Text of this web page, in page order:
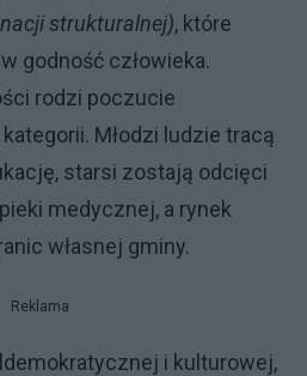
strukturalnej), które
godność człowieka.
rodzi poczucie
Młodzi ludzie tracą
starsi zostają odcięci
medycznej, a rynek
własnej gminy.
Reklama
i kulturowej,